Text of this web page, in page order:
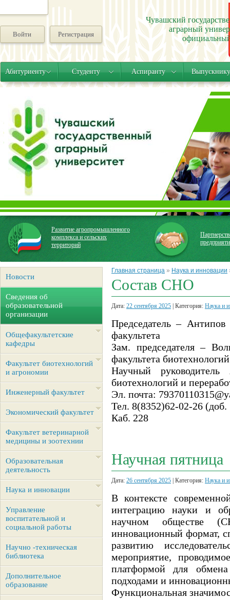
Войти Регистрация
Чувашский
аграрный
Абитуриенту Студенту Аспиранту
Развитие агропромышленного
комплекса и сельских
территорий
Новости
Сведения об
образовательной
организации
Общефакультетские
кафедры
Факультет биотехнологий
и агрономии
Инженерный факультет
Экономический факультет
Факультет ветеринарной
медицины и зоотехнии
Образовательная
деятельность
Наука и инновации
Управление
воспитательной и
социальной работы
Научно -техническая
библиотека
Дополнительное
образование
Главная страница » Наука и инновации
Состав СНО
Дата: 22 сентября 2025 | Категория: Наука и
Председатель –
факультета
Зам. председателя –
факультета
Научный
биотехнологий и
Эл. почта:
Тел. 8(8352)62-02-26 (доб.
Каб. 228
Научная пятница
Дата: 26 сентября 2025 | Категория: Наука и
В контексте
интеграцию науки и
научном обществе
инновационный формат,
развитию
мероприятие,
платформой для
подходами и
Функциональная